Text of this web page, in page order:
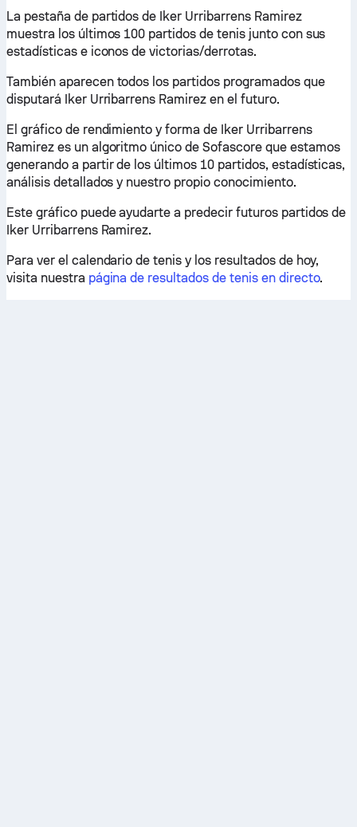
La pestaña de partidos de Iker Urribarrens Ramirez
muestra los últimos 100 partidos de tenis junto con sus
estadísticas e iconos de victorias/derrotas.
También aparecen todos los partidos programados que
disputará Iker Urribarrens Ramirez en el futuro.
El gráfico de rendimiento y forma de Iker Urribarrens
Ramirez es un algoritmo único de Sofascore que estamos
generando a partir de los últimos 10 partidos, estadísticas,
análisis detallados y nuestro propio conocimiento.
Este gráfico puede ayudarte a predecir futuros partidos de
Iker Urribarrens Ramirez.
Para ver el calendario de tenis y los resultados de hoy,
visita nuestra página de resultados de tenis en directo.